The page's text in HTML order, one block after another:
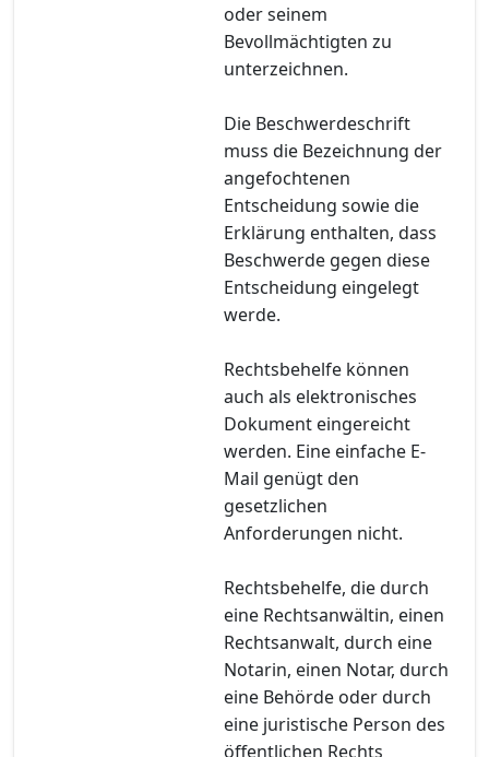
oder seinem
Bevollmächtigten zu
unterzeichnen.
Die Beschwerdeschrift
muss die Bezeichnung der
angefochtenen
Entscheidung sowie die
Erklärung enthalten, dass
Beschwerde gegen diese
Entscheidung eingelegt
werde.
Rechtsbehelfe können
auch als elektronisches
Dokument eingereicht
werden. Eine einfache E-
Mail genügt den
gesetzlichen
Anforderungen nicht.
Rechtsbehelfe, die durch
eine Rechtsanwältin, einen
Rechtsanwalt, durch eine
Notarin, einen Notar, durch
eine Behörde oder durch
eine juristische Person des
öffentlichen Rechts